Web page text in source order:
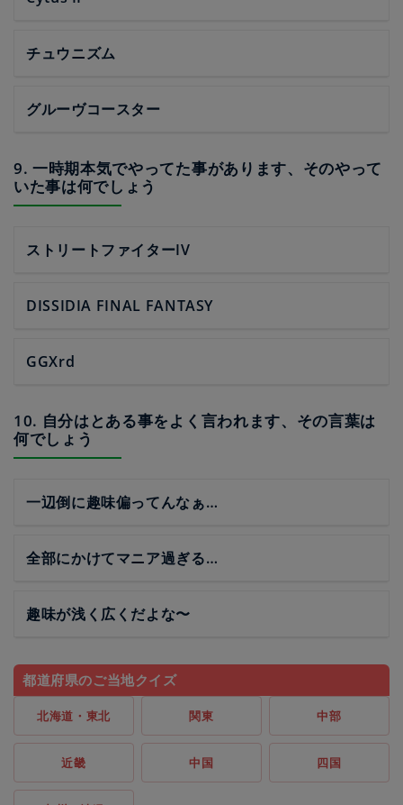
チュウニズム
グルーヴコースター
9. 一時期本気でやってた事があります、そのやって
いた事は何でしょう
ストリートファイターIV
DISSIDIA FINAL FANTASY
GGXrd
10. 自分はとある事をよく言われます、その言葉は
何でしょう
一辺倒に趣味偏ってんなぁ…
全部にかけてマニア過ぎる…
趣味が浅く広くだよな〜
都道府県のご当地クイズ
北海道・東北 関東 中部
近畿 中国 四国